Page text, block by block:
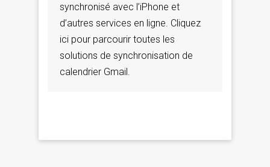
synchronisé avec l’iPhone et
d’autres services en ligne. Cliquez
ici pour parcourir toutes les
solutions de synchronisation de
calendrier Gmail.